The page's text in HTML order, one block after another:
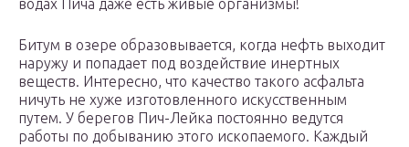
водах Пича даже есть живые организмы!
Битум в озере образовывается, когда нефть выходит
наружу и попадает под воздействие инертных
веществ. Интересно, что качество такого асфальта
ничуть не хуже изготовленного искусственным
путем. У берегов Пич-Лейка постоянно ведутся
работы по добыванию этого ископаемого. Каждый